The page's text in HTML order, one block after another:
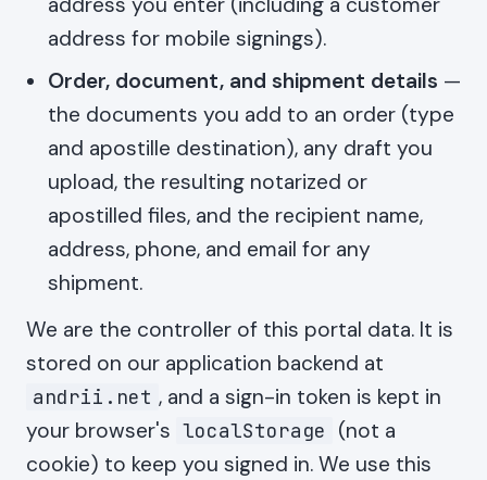
address for mobile signings).
Order, document, and shipment details —
the documents you add to an order (type
and apostille destination), any draft you
upload, the resulting notarized or
apostilled files, and the recipient name,
address, phone, and email for any
shipment.
We are the controller of this portal data. It is
stored on our application backend at
andrii.net , and a sign-in token is kept in
your browser's localStorage
(not a
cookie) to keep you signed in. We use this